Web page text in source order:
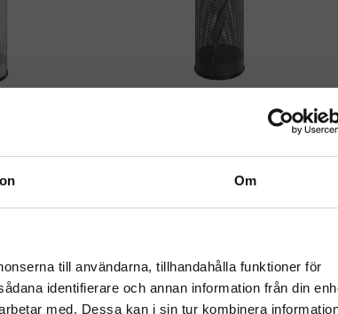
Om
till användarna, tillhandahålla funktioner för
identifierare och annan information från din
med. Dessa kan i sin tur kombinera
kontor,
​Paraplyställ metall 28,5L
receptioner, kontor, butiker eller
kr
Lägg